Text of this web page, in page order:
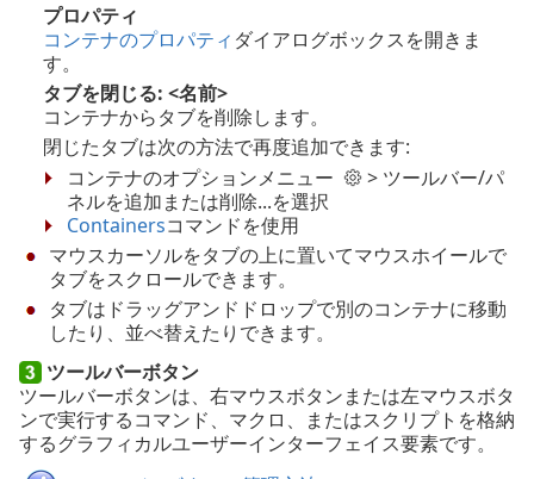
プロパティ
コンテナのプロパティ ダイアログボックスを開きま
す。
タブを閉じる: <名前>
コンテナからタブを削除します。
閉じたタブは次の方法で再度追加できます:
コンテナのオプションメニュー
> ツールバー/パ
ネルを追加または削除...を選択
Containersコマンドを使用
マウスカーソルをタブの上に置いてマウスホイールで
タブをスクロールできます。
タブはドラッグアンドドロップで別のコンテナに移動
したり、並べ替えたりできます。
ツールバーボタン
ツールバーボタンは、右マウスボタンまたは左マウスボタ
ンで実行するコマンド、マクロ、またはスクリプトを格納
するグラフィカルユーザーインターフェイス要素です。